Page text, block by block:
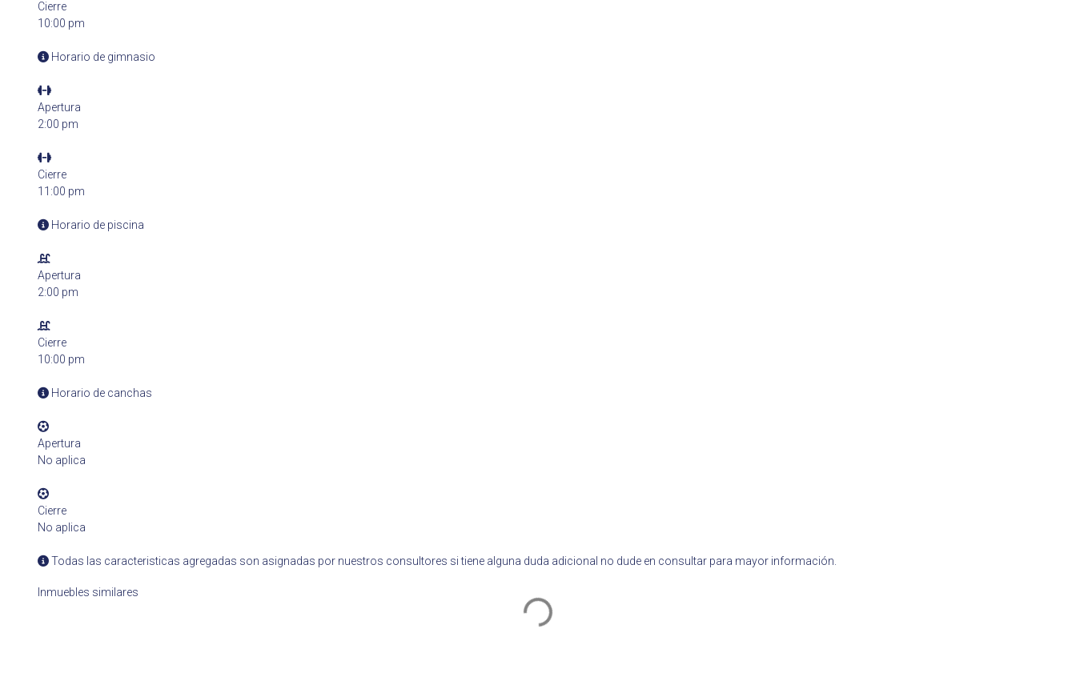
Cierre
10:00 pm
Horario de gimnasio
Apertura
2:00 pm
Cierre
11:00 pm
Horario de piscina
Apertura
2:00 pm
Cierre
10:00 pm
Horario de canchas
Apertura
No aplica
Cierre
No aplica
Todas las caracteristicas agregadas son asignadas por nuestros consultores si tiene alguna duda adicional no dude en consultar para mayor información.
Inmuebles similares